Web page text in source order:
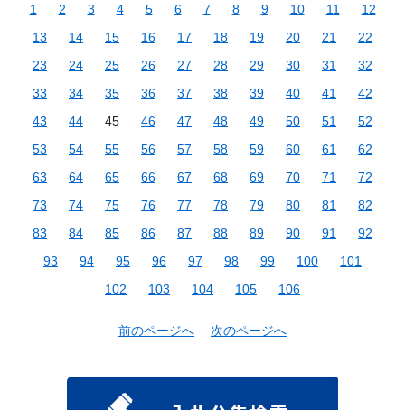
1 2 3 4 5 6 7 8 9 10 11
12
13
14 15 16 17 18 19 20 21
22
23
24 25 26 27 28 29 30 31
32
33
34 35 36 37 38 39 40 41
42
43
44 45 46 47 48 49 50 51
52
53
54 55 56 57 58 59 60 61
62
63
64 65 66 67 68 69 70 71
72
73
74 75 76 77 78 79 80 81
82
83
84 85 86 87 88 89 90 91
92
93
94 95 96 97 98 99 100
101
102
103 104 105 106
前のページへ 次のページへ